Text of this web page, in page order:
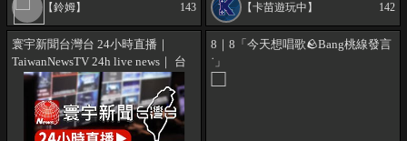
【鈴姆】 143 【卡苗遊玩中】 142
寰宇新聞台灣台 24小時直播｜
TaiwanNewsTV 24h live news｜ 台
湾のニュース24時間ライブ配信中
@globalnewstw
8｜8「今天想唱歌🪨Bang桃線發言
˙」